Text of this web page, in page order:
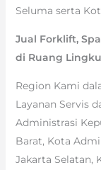
Seluma serta
Jual Forklift,
di Ruang
Region Kami
Layanan Servis
Administrasi
Barat, Kota
Jakarta Selatan,